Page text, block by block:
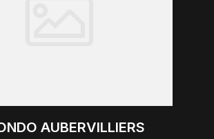
AUBERVILLIERS